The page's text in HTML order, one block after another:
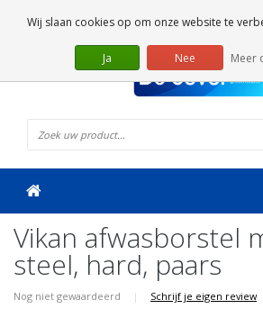
Vikan afwasborstel
steel, hard, paars
Nog niet gewaardeerd | Schrijf je eigen review
Wij slaan cookies op om onze website te
Ja Nee Meer